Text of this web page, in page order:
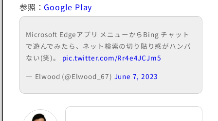
参照： Google Play
Microsoft Edgeアプリ メニューからBing チャット
で遊んでみたら、ネット検索の切り貼り感がハンパ
ない(笑)。 pic.twitter.com/Rr4e4JCJm5
— Elwood (@Elwood_67) June 7, 2023